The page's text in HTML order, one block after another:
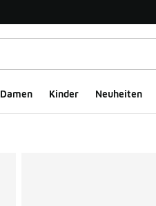
Damen Kinder Neuheiten